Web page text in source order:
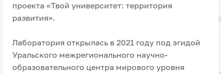
проекта «Твой университет: территория
развития».
Лаборатория открылась в 2021 году под эгидой
Уральского межрегионального научно-
образовательного центра мирового уровня